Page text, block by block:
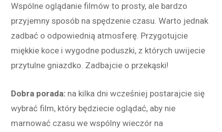
Wspólne oglądanie filmów to prosty, ale bardzo
przyjemny sposób na spędzenie czasu. Warto jednak
zadbać o odpowiednią atmosferę. Przygotujcie
miękkie koce i wygodne poduszki, z których uwijecie
przytulne gniazdko. Zadbajcie o przekąski!
Dobra porada: na kilka dni wcześniej postarajcie się
wybrać film, który będziecie oglądać, aby nie
marnować czasu we wspólny wieczór na